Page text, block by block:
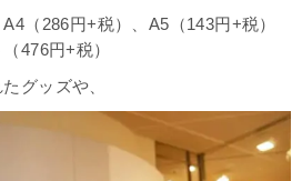
（286円+税）、A5（143円+税）
476円+税）
グッズや、